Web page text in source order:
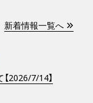
新着情報一覧へ
2026/7/14】